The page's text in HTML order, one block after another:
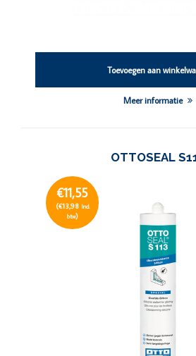
Toevoegen aan
Meer informatie
OTTOSEAL
€11,55
(€13,98 Incl.
btw)